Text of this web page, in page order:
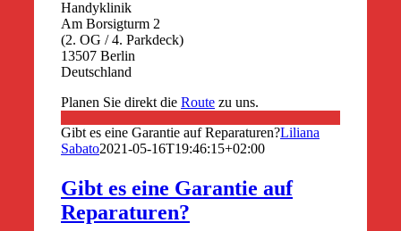
Handyklinik
Am Borsigturm 2
(2. OG / 4. Parkdeck)
13507 Berlin
Deutschland
Planen Sie direkt die Routezu uns.
Gibt es eine Garantie auf Reparaturen?Liliana
Sabato2021-05-16T19:46:15+02:00
Gibt es eine Garantie auf
Reparaturen?